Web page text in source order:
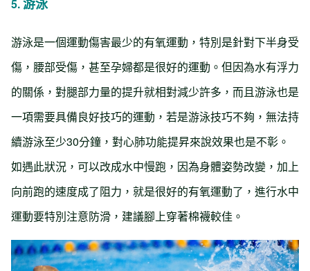
5.
游泳是一個運動傷害最少的有氧運動，特別是針對下半身受
傷，腰部受傷，甚至孕婦都是很好的運動。但因為水有浮力
的關係，對腿部力量的提升就相對減少許多，而且游泳也是
一項需要具備良好技巧的運動，若是游泳技巧不夠，無法持
續游泳至少30分鐘，對心肺功能提昇來說效果也是不彰。
如遇此狀況，可以改成水中慢跑，因為身體姿勢改變，加上
向前跑的速度成了阻力，就是很好的有氧運動了，進行水中
運動要特別注意防滑，建議腳上穿著棉襪較佳。